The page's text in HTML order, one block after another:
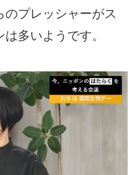
のプレッシャーがス
多いようです。